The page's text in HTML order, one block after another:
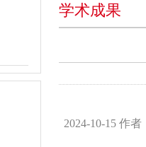
学术成果
2024-10-15 作